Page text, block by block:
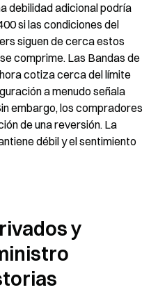
debilidad adicional podría
si las condiciones del
siguen de cerca estos
comprime. Las Bandas de
cotiza cerca del límite
a menudo señala
embargo, los compradores
de una reversión. La
débil y el sentimiento
y